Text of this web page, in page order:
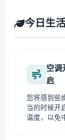
今日生
空调
启
您将感到些
当的时候开
温度，以免